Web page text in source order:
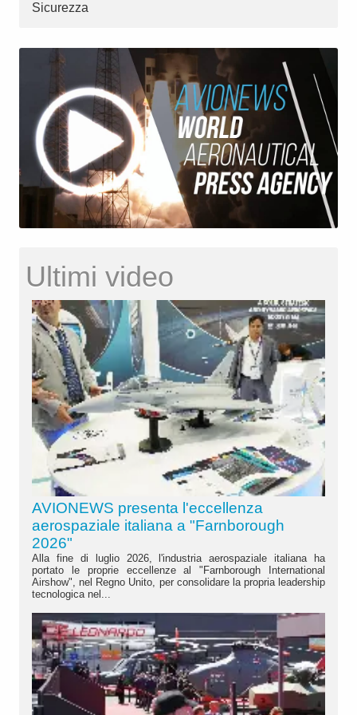
Sicurezza
Ultimi video
AVIONEWS presenta l'eccellenza
aerospaziale italiana a "Farnborough
2026"
Alla fine di luglio 2026, l'industria aerospaziale italiana ha
portato le proprie eccellenze al "Farnborough International
Airshow", nel Regno Unito, per consolidare la propria leadership
tecnologica nel...